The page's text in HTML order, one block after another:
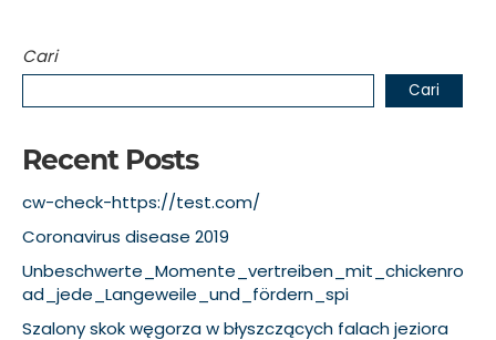
Cari
Cari
Recent Posts
cw-check-https://test.com/
Coronavirus disease 2019
Unbeschwerte_Momente_vertreiben_mit_chickenro
ad_jede_Langeweile_und_fördern_spi
Szalony skok węgorza w błyszczących falach jeziora